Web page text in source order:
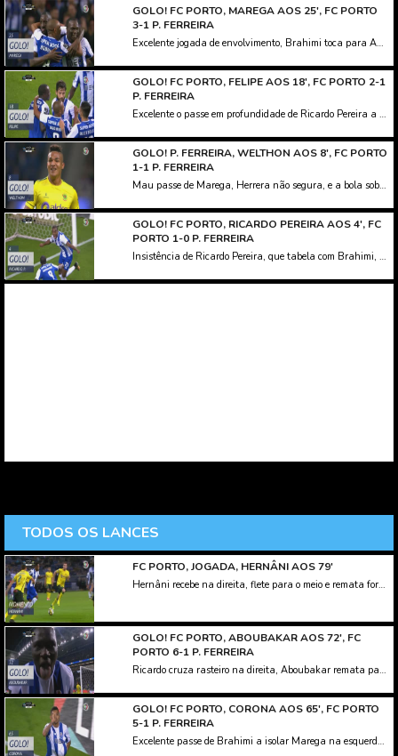
GOLO! FC PORTO, MAREGA AOS 25', FC PORTO
3-1 P. FERREIRA
Excelente jogada de envolvimento, Brahimi toca para Aboubakar, que isola de primeira Marega na área, e apenas com Mário Felgueiras pela frente, remata para o terceiro dos 'dragões'.
GOLO! FC PORTO, FELIPE AOS 18', FC PORTO 2-1
P. FERREIRA
Excelente o passe em profundidade de Ricardo Pereira a desmarcar Felipe no ataque, que domina bem e remata colocado já na área, sem hipótese de defesa para Mário Felgueiras.
GOLO! P. FERREIRA, WELTHON AOS 8', FC PORTO
1-1 P. FERREIRA
Mau passe de Marega, Herrera não segura, e a bola sobra para Welthon, que remata fortíssimo de muito longe, e iguala o marcador no Dragão. Que golaço!
GOLO! FC PORTO, RICARDO PEREIRA AOS 4', FC
PORTO 1-0 P. FERREIRA
Insistência de Ricardo Pereira, que tabela com Brahimi, e perante Mário Felgueiras na área, pica a bola para o fundo das redes. Está inaugurado o marcador no Dragão!
TODOS OS LANCES
FC PORTO, JOGADA, HERNÂNI AOS 79'
Hernâni recebe na direita, flete para o meio e remata forte à entrada da área, para uma defesa atenta de Felgueiras, a desviar pela linha de fundo.
GOLO! FC PORTO, ABOUBAKAR AOS 72', FC
PORTO 6-1 P. FERREIRA
Ricardo cruza rasteiro na direita, Aboubakar remata para defesa incompleta de Mário Felgueiras. Perante a passividade da defensiva pacense, Corona ganha a bola na direita e cruza novamento para Aboubakar, que desta feita não desperdiça, e atira para o sexto dos 'dragões'.
GOLO! FC PORTO, CORONA AOS 65', FC PORTO
5-1 P. FERREIRA
Excelente passe de Brahimi a isolar Marega na esquerda da área, Mário Felgueiras sai dos postes e trava o remate do avançado maliano, e na recarga, Corona, sem marcação, só tem de atirar para a baliza deserta.